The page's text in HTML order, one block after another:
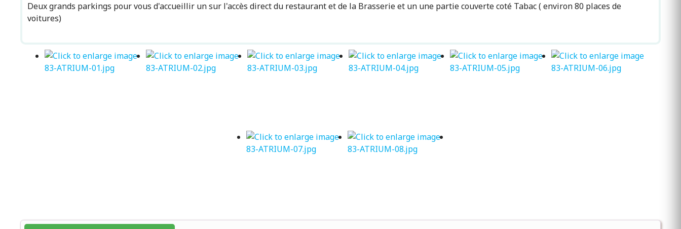
Deux grands parkings pour vous d'accueillir un sur l'accès direct du restaurant et de la Brasserie et un une partie couverte coté Tabac ( environ 80 places de
voitures)